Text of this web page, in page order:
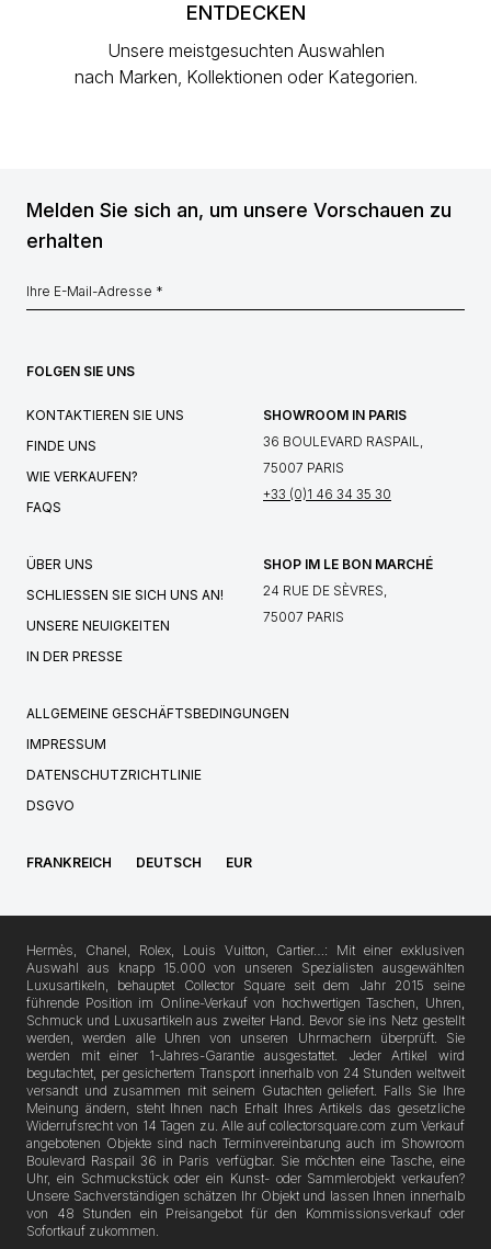
ENTDECKEN
Unsere meistgesuchten Auswahlen
nach Marken, Kollektionen oder Kategorien.
Melden Sie sich an, um unsere Vorschauen zu
erhalten
FOLGEN SIE UNS
KONTAKTIEREN SIE UNS
FINDE UNS
WIE VERKAUFEN?
FAQS
SHOWROOM IN PARIS
36 BOULEVARD RASPAIL,
75007 PARIS
+33 (0)1 46 34 35 30
ÜBER UNS
SCHLIESSEN SIE SICH UNS AN!
UNSERE NEUIGKEITEN
IN DER PRESSE
SHOP IM LE BON MARCHÉ
24 RUE DE SÈVRES,
75007 PARIS
ALLGEMEINE GESCHÄFTSBEDINGUNGEN
IMPRESSUM
DATENSCHUTZRICHTLINIE
DSGVO
FRANKREICH DEUTSCH EUR
Hermès, Chanel, Rolex, Louis Vuitton, Cartier…: Mit einer exklusiven
Auswahl aus knapp 15.000 von unseren Spezialisten ausgewählten
Luxusartikeln, behauptet Collector Square seit dem Jahr 2015 seine
führende Position im Online-Verkauf von hochwertigen Taschen, Uhren,
Schmuck und Luxusartikeln aus zweiter Hand. Bevor sie ins Netz gestellt
werden, werden alle Uhren von unseren Uhrmachern überprüft. Sie
werden mit einer 1-Jahres-Garantie ausgestattet. Jeder Artikel wird
begutachtet, per gesichertem Transport innerhalb von 24 Stunden weltweit
versandt und zusammen mit seinem Gutachten geliefert. Falls Sie Ihre
Meinung ändern, steht Ihnen nach Erhalt Ihres Artikels das gesetzliche
Widerrufsrecht von 14 Tagen zu. Alle auf collectorsquare.com zum Verkauf
angebotenen Objekte sind nach Terminvereinbarung auch im Showroom
Boulevard Raspail 36 in Paris verfügbar. Sie möchten eine Tasche, eine
Uhr, ein Schmuckstück oder ein Kunst- oder Sammlerobjekt verkaufen?
Unsere Sachverständigen schätzen Ihr Objekt und lassen Ihnen innerhalb
von 48 Stunden ein Preisangebot für den Kommissionsverkauf oder
Sofortkauf zukommen.